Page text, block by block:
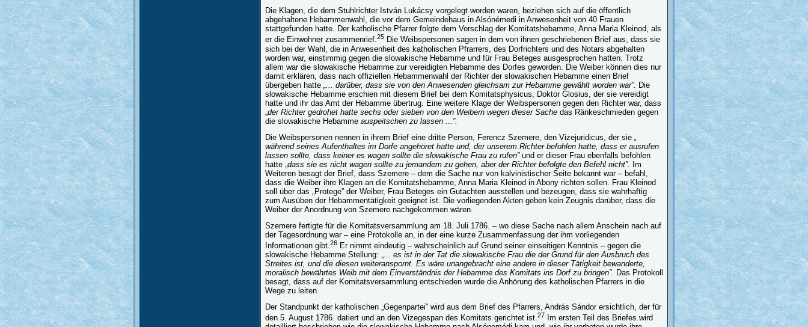
Die Klagen, die dem Stuhlrichter István Lukácsy vorgelegt worden waren, beziehen sich auf die öffentlich
abgehaltene Hebammenwahl, die vor dem Gemeindehaus in Alsónémedi in Anwesenheit von 40 Frauen
stattgefunden hatte. Der katholische Pfarrer folgte dem Vorschlag der Komitatshebamme, Anna Maria Kleinod, als
er die Einwohner zusammenrief.25 Die Weibspersonen sagen in dem von ihnen geschriebenen Brief aus, dass sie
sich bei der Wahl, die in Anwesenheit des katholischen Pfrarrers, des Dorfrichters und des Notars abgehalten
worden war, einstimmig gegen die slowakische Hebamme und für Frau Beteges ausgesprochen hatten. Trotz
allem war die slowakische Hebamme zur vereidigten Hebamme des Dorfes geworden. Die Weiber können dies nur
damit erklären, dass nach offiziellen Hebammenwahl der Richter der slowakischen Hebamme einen Brief
übergeben hatte „... darüber, dass sie von den Anwesenden gleichsam zur Hebamme gewählt worden war”. Die
slowakische Hebamme erschien mit diesem Brief bei dem Komitatsphysicus, Doktor Glosius, der sie vereidigt
hatte und ihr das Amt der Hebamme übertrug. Eine weitere Klage der Weibspersonen gegen den Richter war, dass
der Richter gedrohet hatte sechs oder sieben von den Weibern wegen dieser Sache das Ränkeschmieden gegen
die slowakische Hebamme auspeitschen zu lassen ...”.
Die Weibspersonen nennen in ihrem Brief eine dritte Person, Ferencz Szemere, den Vizejuridicus, der sie
während seines Aufenthaltes im Dorfe angehöret hatte und, der unserem Richter befohlen hatte, dass er ausrufen
lassen sollte, dass keiner es wagen sollte die slowakische Frau zu rufen” und er dieser Frau ebenfalls befohlen
hatte „ dass sie es nicht wagen sollte zu jemandem zu gehen, aber der Richter befolgte den Befehl nicht”. Im
Weiteren besagt der Brief, dass Szemere – dem die Sache nur von kalvinistischer Seite bekannt war – befahl,
dass die Weiber ihre Klagen an die Komitatshebamme, Anna Maria Kleinod in Abony richten sollen. Frau Kleinod
soll über das „Protege” der Weiber, Frau Beteges ein Gutachten ausstellen und bezeugen, dass sie wahrhaftig
zum Ausüben der Hebammentätigkeit geeignet ist. Die vorliegenden Akten geben kein Zeugnis darüber, dass die
Weiber der Anordnung von Szemere nachgekommen wären.
Szemere fertigte für die Komitatsversammlung am 18. Juli 1786. – wo diese Sache nach allem Anschein nach auf
der Tagesordnung war – eine Protokolle an, in der eine kurze Zusammenfassung der ihm vorliegenden
Informationen gibt. 26 Er nimmt eindeutig – wahrscheinlich auf Grund seiner einseitigen Kenntnis – gegen die
slowakische Hebamme Stellung: „
... es ist in der Tat die slowakische Frau die der Grund für den Ausbruch des
Streites ist, und die diesen weiteranspornt. Es wäre unangebracht eine andere in dieser Tätigkeit bewanderte,
moralisch bewährtes Weib mit dem Einverständnis der Hebamme des Komitats ins Dorf zu bringen”. Das Protokoll
besagt, dass auf der Komitatsversammlung entschieden wurde die Anhörung des katholischen Pfarrers in die
Wege zu leiten.
Der Standpunkt der katholischen „Gegenpartei” wird aus dem Brief des Pfarrers, András Sándor ersichtlich, der für
den 5. August 1786. datiert und an den Vizegespan des Komitats gerichtet ist.27
Im ersten Teil des Briefes wird